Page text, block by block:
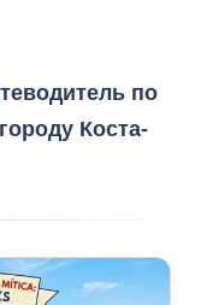
по
Коста-